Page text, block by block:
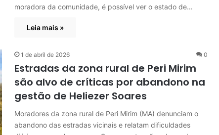
moradora da comunidade, é possível ver o estado de…
Leia mais »
1 de abril de 2026 0
Estradas da zona rural de Peri Mirim
são alvo de críticas por abandono na
gestão de Heliezer Soares
Moradores da zona rural de Peri Mirim (MA) denunciam o
abandono das estradas vicinais e relatam dificuldades